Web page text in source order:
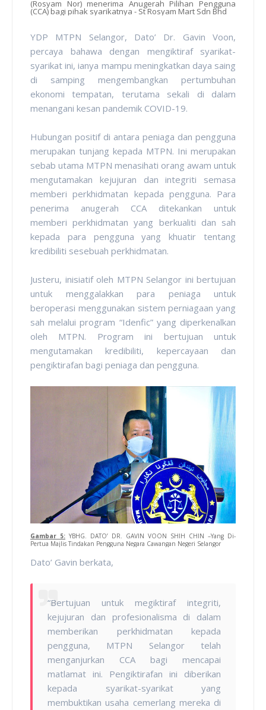
(Rosyam Nor) menerima Anugerah Pilihan Pengguna
(CCA) bagi pihak syarikatnya - St Rosyam Mart Sdn Bhd
YDP MTPN Selangor, Dato’ Dr. Gavin Voon,
percaya bahawa dengan mengiktiraf syarikat-
syarikat ini, ianya mampu meningkatkan daya saing
di samping mengembangkan pertumbuhan
ekonomi tempatan, terutama sekali di dalam
menangani kesan pandemik COVID-19.
Hubungan positif di antara peniaga dan pengguna
merupakan tunjang kepada MTPN. Ini merupakan
sebab utama MTPN menasihati orang awam untuk
mengutamakan kejujuran dan integriti semasa
memberi perkhidmatan kepada pengguna. Para
penerima anugerah CCA ditekankan untuk
memberi perkhidmatan yang berkualiti dan sah
kepada para pengguna yang khuatir tentang
kredibiliti sesebuah perkhidmatan.
Justeru, inisiatif oleh MTPN Selangor ini bertujuan
untuk menggalakkan para peniaga untuk
beroperasi menggunakan sistem perniagaan yang
sah melalui program “Idenfic” yang diperkenalkan
oleh MTPN. Program ini bertujuan untuk
mengutamakan kredibiliti, kepercayaan dan
pengiktirafan bagi peniaga dan pengguna.
Gambar 5: YBHG. DATO’ DR. GAVIN VOON SHIH CHIN –Yang Di-
Pertua Majlis Tindakan Pengguna Negara Cawangan Negeri Selangor
Dato’ Gavin berkata,
“Bertujuan untuk megiktiraf integriti,
kejujuran dan profesionalisma di dalam
memberikan perkhidmatan kepada
pengguna, MTPN Selangor telah
menganjurkan CCA bagi mencapai
matlamat ini. Pengiktirafan ini diberikan
kepada syarikat-syarikat yang
membuktikan usaha cemerlang mereka di